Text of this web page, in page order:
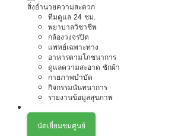
สิ่งอำนวยความสะดวก
ทีมดูแล 24 ชม.
พยาบาลวิชาชีพ
กล้องวงจรปิด
แพทย์เฉพาะทาง
อาหารตามโภชนาการ
ดูแลความสะอาด ซักผ้า
กายภาพบำบัด
กิจกรรมนันทนาการ
รายงานข้อมูลสุขภาพ
นัดเยี่ยมชมศูนย์